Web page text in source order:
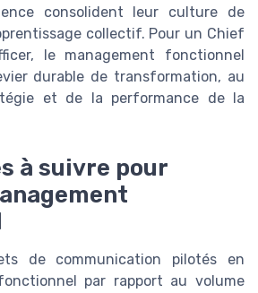
consolident leur culture de
collectif. Pour un Chief
le management fonctionnel
durable de transformation, au
et de la performance de la
à suivre pour
de communication pilotés en
par rapport au volume